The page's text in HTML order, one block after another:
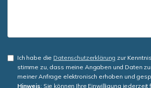
Ich habe die Datenschutzerklärung zur
stimme zu, dass meine Angaben und Daten
meiner Anfrage elektronisch erhoben und
Hinweis: Sie können Ihre Einwilligung jederzeit